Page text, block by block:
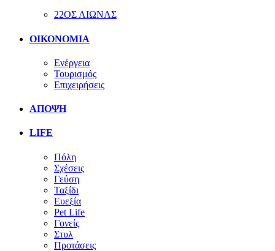
22ΟΣ ΑΙΩΝΑΣ
ΟΙΚΟΝΟΜΙΑ
Ενέργεια
Τουρισμός
Επιχειρήσεις
ΑΠΟΨΗ
LIFE
Πόλη
Σχέσεις
Γεύση
Ταξίδι
Ευεξία
Pet Life
Γονείς
Στυλ
Προτάσεις